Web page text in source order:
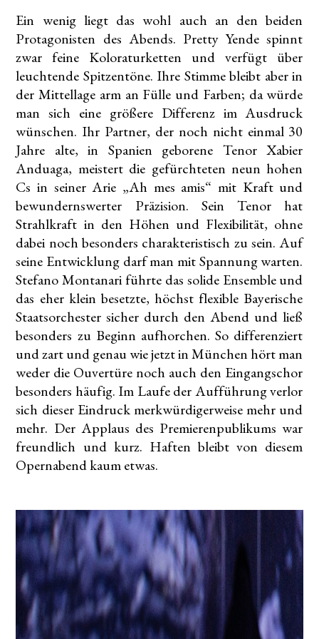
Ein wenig liegt das wohl auch an den beiden
Protagonisten des Abends. Pretty Yende spinnt
zwar feine Koloraturketten und verfügt über
leuchtende Spitzentöne. Ihre Stimme bleibt aber in
der Mittellage arm an Fülle und Farben; da würde
man sich eine größere Differenz im Ausdruck
wünschen. Ihr Partner, der noch nicht einmal 30
Jahre alte, in Spanien geborene Tenor Xabier
Anduaga, meistert die gefürchteten neun hohen
Cs in seiner Arie „Ah mes amis“ mit Kraft und
bewundernswerter Präzision. Sein Tenor hat
Strahlkraft in den Höhen und Flexibilität, ohne
dabei noch besonders charakteristisch zu sein. Auf
seine Entwicklung darf man mit Spannung warten.
Stefano Montanari führte das solide Ensemble und
das eher klein besetzte, höchst flexible Bayerische
Staatsorchester sicher durch den Abend und ließ
besonders zu Beginn aufhorchen. So differenziert
und zart und genau wie jetzt in München hört man
weder die Ouvertüre noch auch den Eingangschor
besonders häufig. Im Laufe der Aufführung verlor
sich dieser Eindruck merkwürdigerweise mehr und
mehr. Der Applaus des Premierenpublikums war
freundlich und kurz. Haften bleibt von diesem
Opernabend kaum etwas.